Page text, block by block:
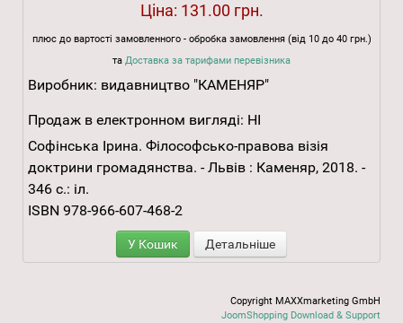
Ціна: 131.00 грн.
плюс до вартості замовленного - обробка замовлення (від 10 до 40 грн.)
та Доставка за тарифами перевізника
Виробник: видавництво "КАМЕНЯР"
Продаж в електронном вигляді: НІ
Софінська Ірина. Філософсько-правова візія
доктрини громадянства. - Львів : Каменяр, 2018. -
346 с.: іл.
ISBN 978-966-607-468-2
У Кошик Детальніше
Copyright MAXXmarketing GmbH
JoomShopping Download & Support